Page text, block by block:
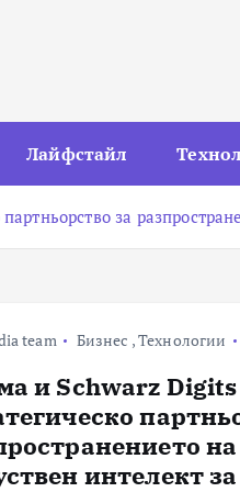
Лайфстайл
за
team Бизнес ,Технологии
и Schwarz Digits
интелект